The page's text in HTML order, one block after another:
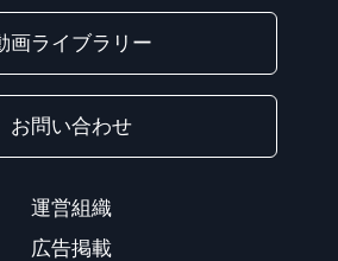
画ライブラリー
お問い合わせ
運営組織
広告掲載